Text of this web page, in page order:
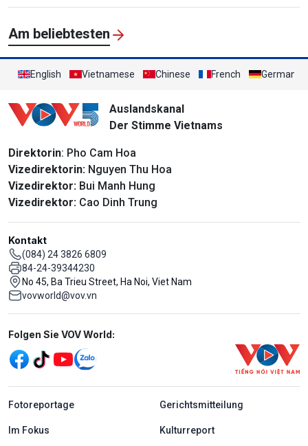
Am beliebtesten
English Vietnamese Chinese French German
Auslandskanal
Der Stimme Vietnams
Direktorin: Pho Cam Hoa
Vizedirektorin: Nguyen Thu Hoa
Vizedirektor: Bui Manh Hung
Vizedirektor: Cao Dinh Trung
Kontakt
(084) 24 3826 6809
84-24-39344230
No 45, Ba Trieu Street, Ha Noi, Viet Nam
vovworld@vov.vn
Mạng xã hội
Folgen Sie VOV World:
menu footer tiếng Đức
Fotoreportage Gerichtsmitteilung
Im Fokus Kulturreport